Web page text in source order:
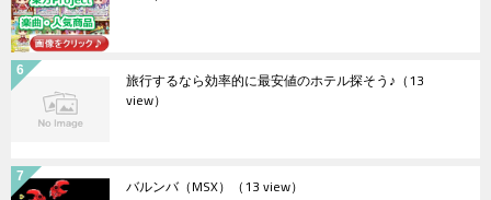
旅行するなら効率的に最安値のホテル探そう♪ （13
view）
バルンバ（MSX） （13 view）